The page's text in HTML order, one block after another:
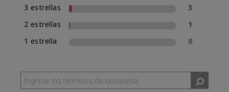
3 estrellas
3
2 estrellas
1
1 estrella
0